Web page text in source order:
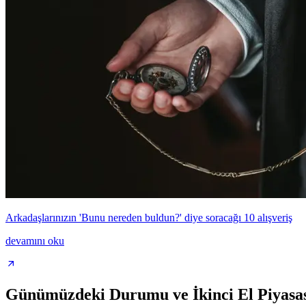
Arkadaşlarınızın 'Bunu nereden buldun?' diye soracağı 10 alışveriş
devamını oku
Günümüzdeki Durumu ve İkinci El